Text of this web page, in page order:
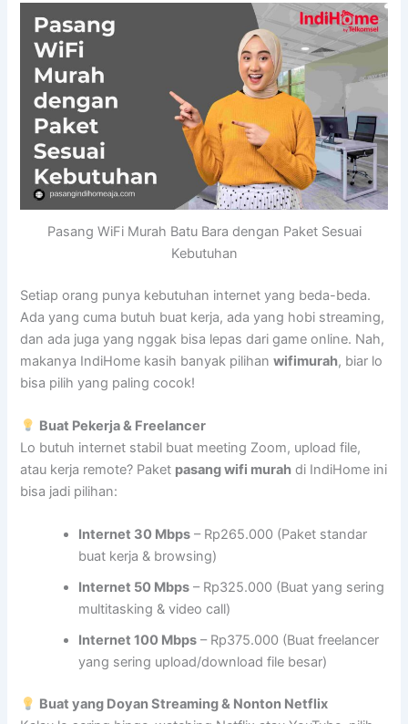
Pasang WiFi Murah Batu Bara dengan Paket Sesuai
Kebutuhan
Setiap orang punya kebutuhan internet yang beda-beda.
Ada yang cuma butuh buat kerja, ada yang hobi streaming,
dan ada juga yang nggak bisa lepas dari game online. Nah,
makanya IndiHome kasih banyak pilihanwifimurah, biar lo
bisa pilih yang paling cocok!
Buat Pekerja & Freelancer
Lo butuh internet stabil buat meeting Zoom, upload file,
atau kerja remote? Paket pasang wifi murah di IndiHome ini
bisa jadi pilihan:
Internet 30 Mbps – Rp265.000 (Paket standar
buat kerja & browsing)
Internet 50 Mbps – Rp325.000 (Buat yang sering
multitasking & video call)
Internet 100 Mbps – Rp375.000 (Buat freelancer
yang sering upload/download file besar)
Buat yang Doyan Streaming & Nonton Netflix